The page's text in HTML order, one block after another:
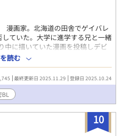
ます。 高校生の三喜雄の物語『あ
しければどうぞ。もちろん、お
ます。
画家。北海道の田舎でゲイバレ
ていた。大学に進学する兄と一緒
中に描いていた漫画を投稿しデビ
取材で訪れた児童養護施設で10歳
。金髪で青い瞳、小柄な律は天使
勤める都立高校を卒業し、個人ス
、オーナーが病気になり無職にな
の家に住み込みのハウスキーパ
太が片思いしていた律と結ばれ
気持ち ＊レイプ、暴力行為、自
す。 第3章 攻め視点、受け視点
いただきました。
読む
最終更新日 2025.11.29 登録日 2025.10.24
10